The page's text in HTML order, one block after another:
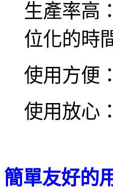
生產率高
位化的時
使用方便
使用放心
簡單友好的